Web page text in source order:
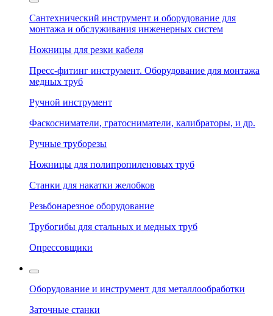
Сантехнический инструмент и оборудование для
монтажа и обслуживания инженерных систем
Ножницы для резки кабеля
Пресс-фитинг инструмент. Оборудование для монтажа
медных труб
Ручной инструмент
Фаскосниматели, гратосниматели, калибраторы, и др.
Ручные труборезы
Ножницы для полипропиленовых труб
Станки для накатки желобков
Резьбонарезное оборудование
Трубогибы для стальных и медных труб
Опрессовщики
Оборудование и инструмент для металлообработки
Заточные станки